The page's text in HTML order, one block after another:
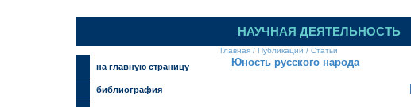
НАУЧНАЯ ДЕЯТЕЛЬНОСТЬ
на главную страницу
библиография
Главная / Публикации / Статьи
Юность русского народа